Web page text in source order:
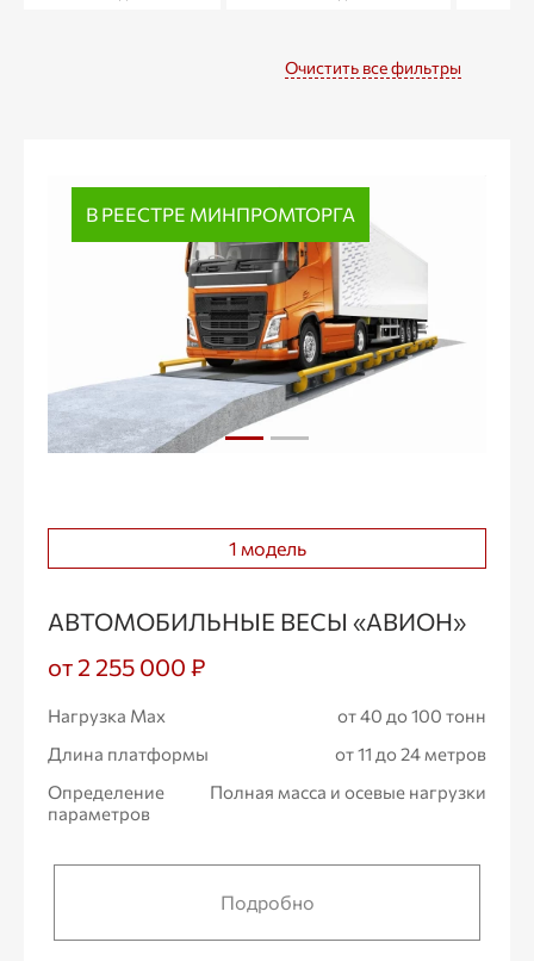
Очистить все фильтры
В РЕЕСТРЕ МИНПРОМТОРГА
1 модель
АВТОМОБИЛЬНЫЕ ВЕСЫ «АВИОН»
от 2 255 000 ₽
Нагрузка Max
от 40 до 100 тонн
Длина платформы
от 11 до 24 метров
Определение
параметров
Полная масса и осевые нагрузки
Подробно